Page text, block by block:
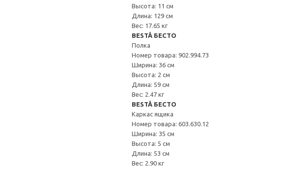
Высота: 11 см
Длина: 129 см
Вес: 17.65 кг
BESTÅ БЕСТО
Полка
Номер товара: 902.994.73
Ширина: 36 см
Высота: 2 см
Длина: 59 см
Вес: 2.47 кг
BESTÅ БЕСТО
Каркас ящика
Номер товара: 603.630.12
Ширина: 35 см
Высота: 5 см
Длина: 53 см
Вес: 2.90 кг